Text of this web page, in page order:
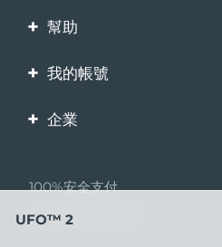
幫助
聯繫我們
保修與退換貨
我的帳號
產品註冊
企業
夥伴計畫
聯盟新聞
100%安全支付
Bazaarvoice口碑
UFO™ 2